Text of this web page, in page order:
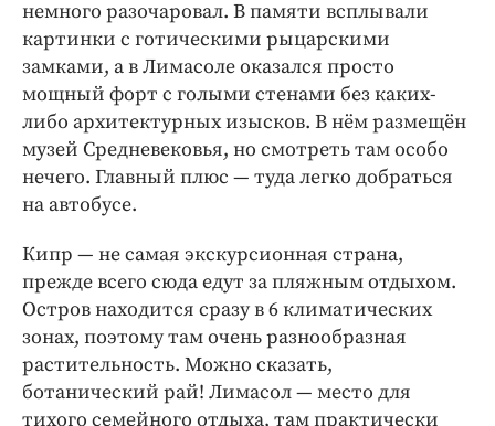
немного разочаровал. В памяти всплывали
картинки с готическими рыцарскими
замками, а в Лимасоле оказался просто
мощный форт с голыми стенами без каких-
либо архитектурных изыс­ков. В нём размещён
музей Средневековья, но смотреть там особо
нечего. Главный плюс — туда легко добраться
на автобусе.
Кипр — не самая экскурсионная страна,
прежде всего сюда едут за пляжным отдыхом.
Остров находится сразу в 6 климатических
зонах, поэтому там очень разнообразная
растительность. Можно сказать,
ботанический рай! Лимасол — место для
тихого семейного отдыха, там практически